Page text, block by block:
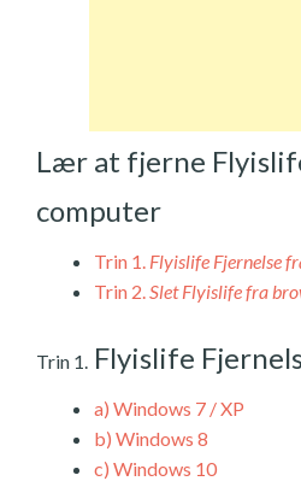
Lær at fjerne
computer
Trin 1. Flyislife Fjernelse
Trin 2.Slet Flyislife fra
Trin 1. Flyislife
a) Windows 7 / XP
b) Windows 8
c) Windows 10